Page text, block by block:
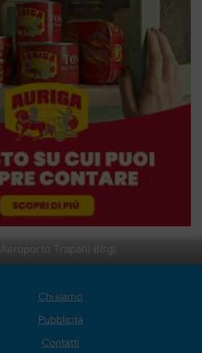
Aeroporto Trapani Birgi
Chi siamo
Pubblicità
Contatti